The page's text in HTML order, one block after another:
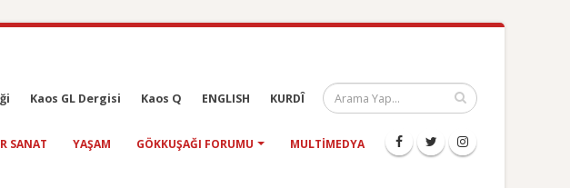
Kaos GL Dergisi Kaos Q ENGLISH KURDÎ
SANAT YAŞAM GÖKKUŞAĞI FORUMU MULTIMEDYA